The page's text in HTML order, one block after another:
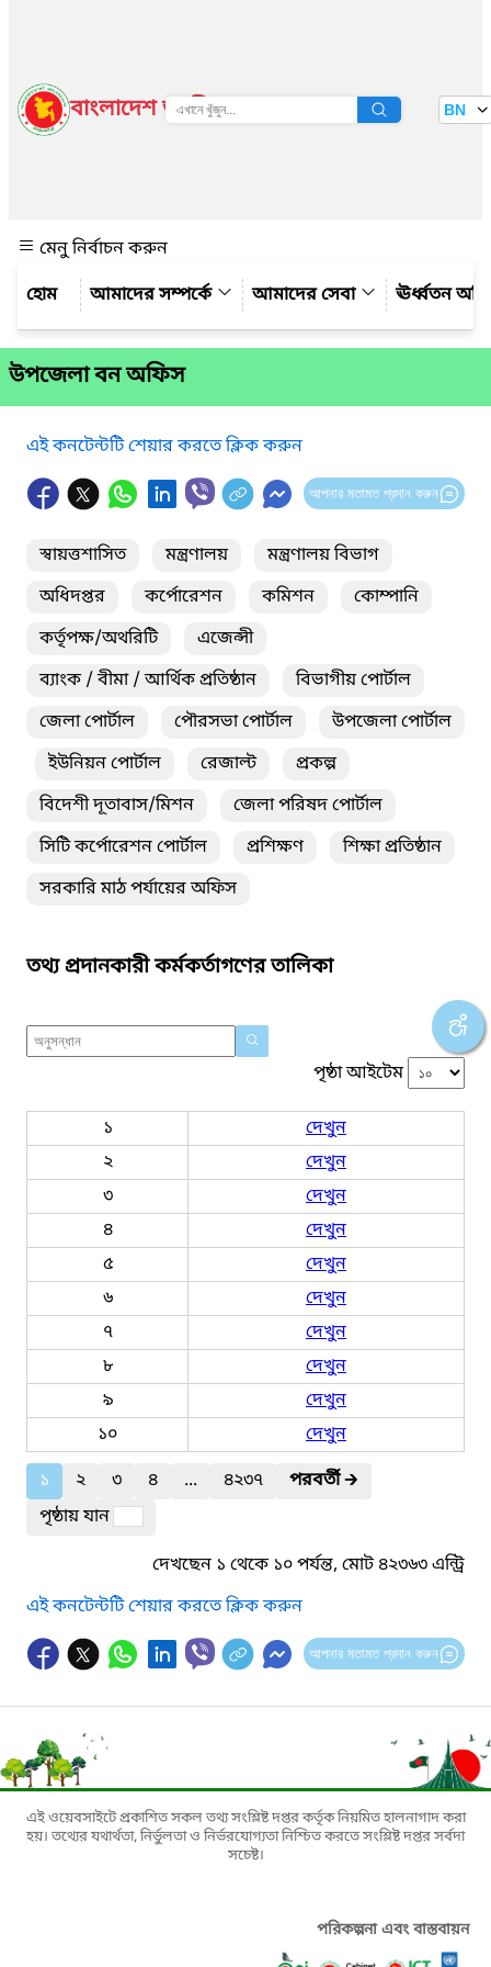
বাংলাদেশ জাতীয় তথ্য বাতায়ন BN
মেনু নির্বাচন করুন
আমাদের সম্পর্কে
আমাদের সেবা ঊর্ধ্বতন
উপজেলা বন অফিস
এই কনটেন্টটি শেয়ার করতে ক্লিক করুন
আপনার মতামত প্রদান করুন
স্বায়ত্তশাসিত মন্ত্রণালয়
মন্ত্রণালয় বিভাগ
অধিদপ্তর
কর্পোরেশন কমিশন
কোম্পানি
কর্তৃপক্ষ/অথরিটি
এজেন্সী
ব্যাংক / বীমা / আর্থিক প্রতিষ্ঠান
বিভাগীয় পোর্টাল
জেলা পোর্টাল
পৌরসভা পোর্টাল
উপজেলা পোর্টাল
ইউনিয়ন পোর্টাল
রেজাল্ট
প্রকল্প
বিদেশী দূতাবাস/মিশন
জেলা পরিষদ পোর্টাল
সিটি কর্পোরেশন পোর্টাল
প্রশিক্ষণ
শিক্ষা প্রতিষ্ঠান
সরকারি মাঠ পর্যায়ের অফিস
তথ্য প্রদানকারী কর্মকর্তাগণের তালিকা
পৃষ্ঠা আইটেম
১
দেখুন
২
দেখুন
৩
দেখুন
৪
দেখুন
৫
দেখুন
৬
দেখুন
৭
দেখুন
৮
দেখুন
৯
দেখুন
১০
দেখুন
১
২ ৩ ৪ ... ৪২৩৭ পরবর্তী🡲
পৃষ্ঠায় যান
দেখছেন ১ থেকে ১০ পর্যন্ত, মোট ৪২৩৬৩ এন্ট্রি
এই কনটেন্টটি শেয়ার করতে ক্লিক করুন
আপনার মতামত প্রদান করুন
এই ওয়েবসাইটে প্রকাশিত সকল তথ্য সংশ্লিষ্ট দপ্তর কর্তৃক নিয়মিত হালনাগাদ করা
হয়। তথ্যের যথার্থতা, নির্ভুলতা ও নির্ভরযোগ্যতা নিশ্চিত করতে সংশ্লিষ্ট দপ্তর সর্বদা
সচেষ্ট।
পরিকল্পনা এবং বাস্তবায়ন